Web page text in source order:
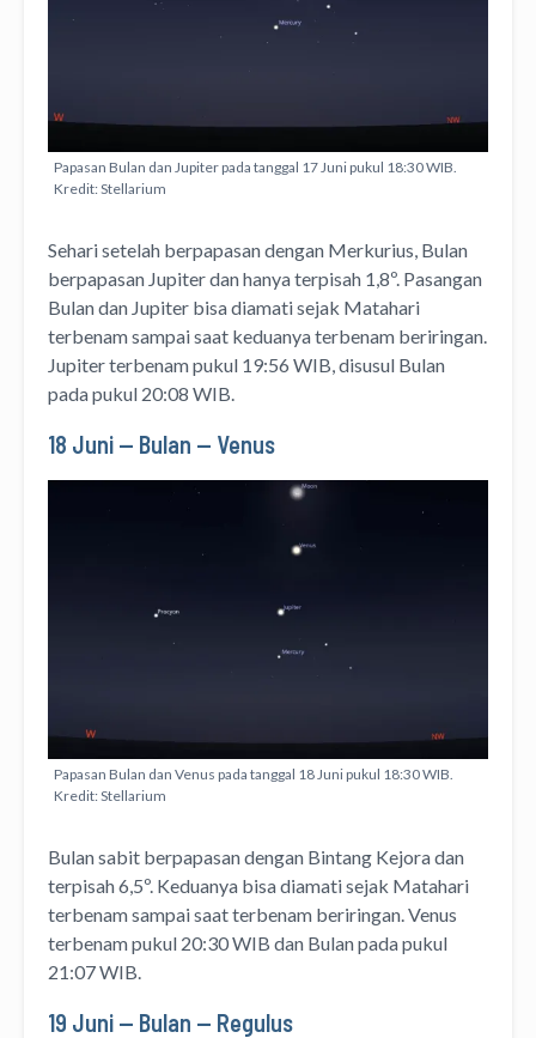
Papasan Bulan dan Jupiter pada tanggal 17 Juni pukul 18:30 WIB.
Kredit: Stellarium
Sehari setelah berpapasan dengan Merkurius, Bulan
berpapasan Jupiter dan hanya terpisah 1,8º. Pasangan
Bulan dan Jupiter bisa diamati sejak Matahari
terbenam sampai saat keduanya terbenam beriringan.
Jupiter terbenam pukul 19:56 WIB, disusul Bulan
pada pukul 20:08 WIB.
18 Juni — Bulan — Venus
Papasan Bulan dan Venus pada tanggal 18 Juni pukul 18:30 WIB.
Kredit: Stellarium
Bulan sabit berpapasan dengan Bintang Kejora dan
terpisah 6,5º. Keduanya bisa diamati sejak Matahari
terbenam sampai saat terbenam beriringan. Venus
terbenam pukul 20:30 WIB dan Bulan pada pukul
21:07 WIB.
19 Juni — Bulan — Regulus